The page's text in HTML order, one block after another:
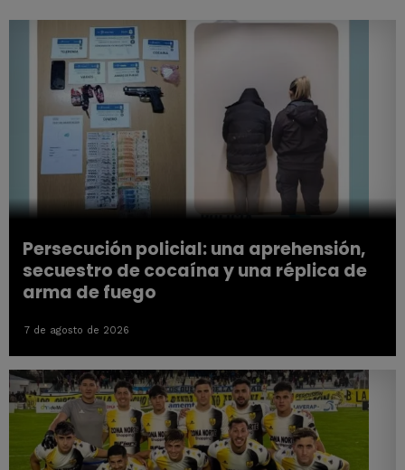
Persecución policial: una aprehensión,
secuestro de cocaína y una réplica de
arma de fuego
7 de agosto de 2026